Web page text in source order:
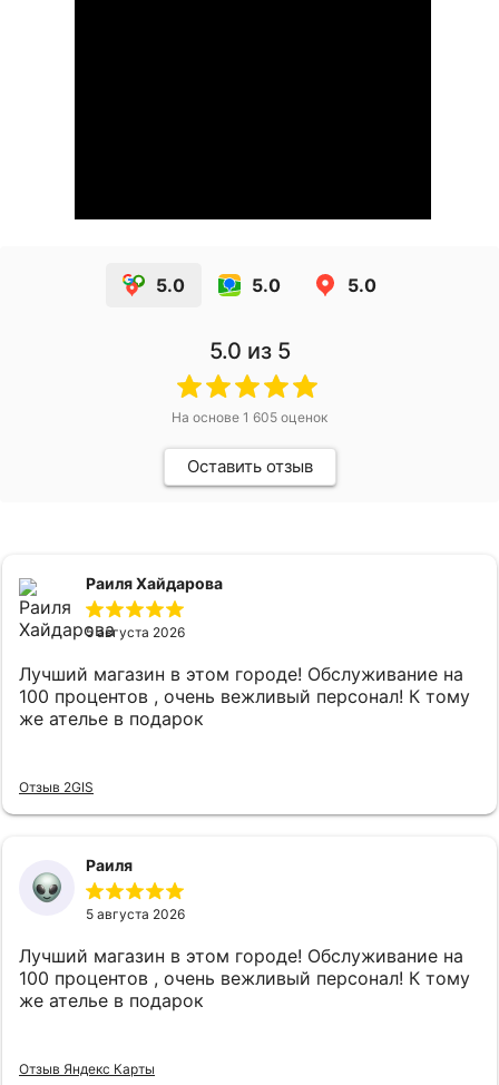
5.0 5.0 5.0
5.0 из 5
На основе 1 605 оценок
Оставить отзыв
Раиля Хайдарова
5 августа 2026
Лучший магазин в этом городе! Обслуживание на
100 процентов , очень вежливый персонал! К тому
же ателье в подарок
Отзыв 2GIS
Раиля
5 августа 2026
Лучший магазин в этом городе! Обслуживание на
100 процентов , очень вежливый персонал! К тому
же ателье в подарок
Отзыв Яндекс Карты